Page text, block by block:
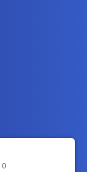
0